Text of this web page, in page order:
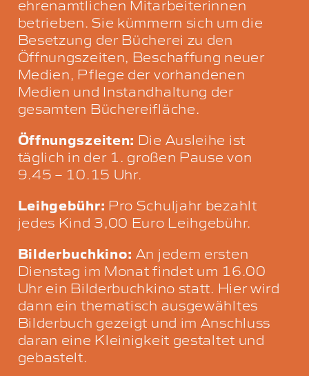
ehrenamtlichen Mitarbeiterinnen
betrieben. Sie kümmern sich um die
Besetzung der Bücherei zu den
Öffnungszeiten, Beschaffung neuer
Medien, Pflege der vorhandenen
Medien und Instandhaltung der
gesamten Büchereifläche.
Öffnungszeiten: Die Ausleihe ist
täglich in der 1. großen Pause von
9.45 – 10.15 Uhr.
Leihgebühr: Pro Schuljahr bezahlt
jedes Kind 3,00 Euro Leihgebühr.
Bilderbuchkino: An jedem ersten
Dienstag im Monat findet um 16.00
Uhr ein Bilderbuchkino statt. Hier wird
dann ein thematisch ausgewähltes
Bilderbuch gezeigt und im Anschluss
daran eine Kleinigkeit gestaltet und
gebastelt.